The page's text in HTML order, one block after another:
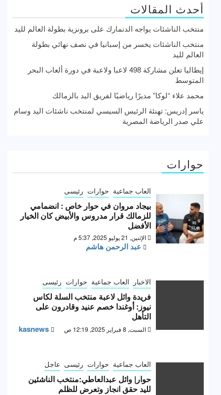
أحدث المقالات
منتخب الناشئات يواجه الدنمارك على برونزية بطولة العالم لليد
منتخب الناشئات يخسر من إسبانيا في نصف نهائي بطولة
العالم لليد
إيطاليا تعلن مشاركة 498 لاعبا ولاعبة في دورة ألعاب البحر
المتوسط
محمد علاء “لوكا” مديرًا رياضيًا لفريق اليد بالزمالك
ياسر إدريس: تهنئة الرئيس السيسي لمنتخب ناشئات اليد وسام
علي صدر الرياضة المصرية
حوارات
العاب جماعية حوارات رئيسى
بيجاد مروان في حوار خاص : انضمامي
للزمالك قرار مدروس والأبيض كان الخيار
الأفضل
الإثنين, 21 يوليو 2025, 5:37 م
عبد الرحمن هاشم
الاخبار العاب جماعية حوارات رئيسى
فريدة وائل لاعبة منتخب السلة لكاس
نيوز: أوغندا خصم عنيد وقادرون على
التأهل
السبت, 8 فبراير 2025, 12:19 ص kasnews
العاب جماعية حوارات رئيسى عاجل
حوار| وائل عبدالعاطي:منتخب الناشئين
لليد حقق انجاز وتعرض للظلم